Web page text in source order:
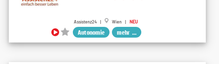
Assistenz24 | Wien | NEU
Autonomie mehr ...